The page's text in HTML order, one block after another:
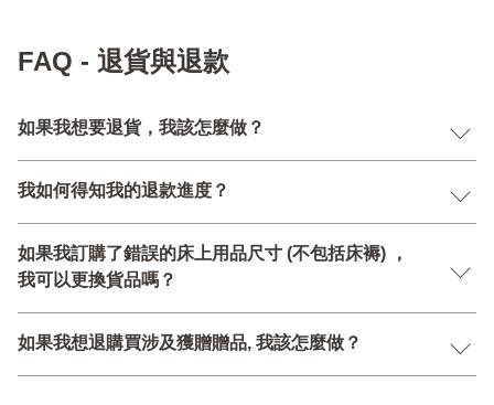
FAQ - 退貨與退款
如果我想要退貨，我該怎麼做？
我如何得知我的退款進度？
如果我訂購了錯誤的床上用品尺寸 (不包括床褥) ，
我可以更換貨品嗎？
如果我想退購買涉及獲贈贈品, 我該怎麼做？